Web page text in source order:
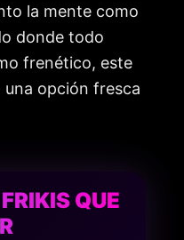
la mente como
donde todo
frenético, este
opción fresca
QUE